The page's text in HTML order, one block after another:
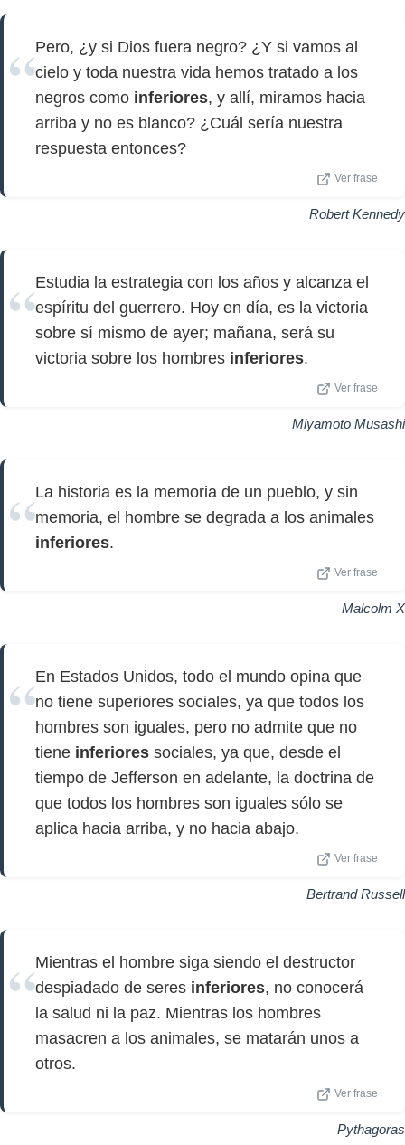
Pero, ¿y si Dios fuera negro? ¿Y si vamos al
cielo y toda nuestra vida hemos tratado a los
negros como inferiores, y allí, miramos hacia
arriba y no es blanco? ¿Cuál sería nuestra
respuesta entonces?
Ver frase
Robert Kennedy
Estudia la estrategia con los años y alcanza el
espíritu del guerrero. Hoy en día, es la victoria
sobre sí mismo de ayer; mañana, será su
victoria sobre los hombres inferiores.
Ver frase
Miyamoto Musashi
La historia es la memoria de un pueblo, y sin
memoria, el hombre se degrada a los animales
inferiores.
Ver frase
Malcolm X
En Estados Unidos, todo el mundo opina que
no tiene superiores sociales, ya que todos los
hombres son iguales, pero no admite que no
tiene inferiores sociales, ya que, desde el
tiempo de Jefferson en adelante, la doctrina de
que todos los hombres son iguales sólo se
aplica hacia arriba, y no hacia abajo.
Ver frase
Bertrand Russell
Mientras el hombre siga siendo el destructor
despiadado de seres inferiores, no conocerá
la salud ni la paz. Mientras los hombres
masacren a los animales, se matarán unos a
otros.
Ver frase
Pythagoras